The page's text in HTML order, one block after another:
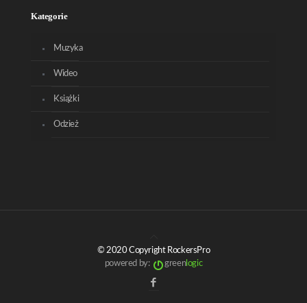
Kategorie
Muzyka
Wideo
Książki
Odzież
© 2020 Copyright RockersPro
powered by:
greenlogic